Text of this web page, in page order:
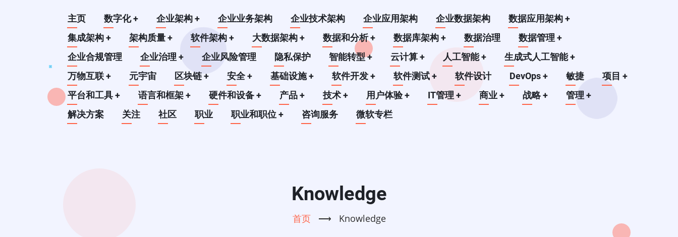
Main
navigation
主页 数字化+ 企业架构+ 企业业务架构 企业技术架构 企业应用架构 企业数据架构 数据应用架构+
集成架构+ 架构质量+ 软件架构+ 大数据架构+ 数据和分析+ 数据库架构+ 数据治理 数据管理+
企业合规管理
企业治理+ 企业风险管理 隐私保护 智能转型+ 云计算+ 人工智能+ 生成式人工智能+
万物互联+ 元宇宙 区块链+ 安全+ 基础设施+ 软件开发+ 软件测试+ 软件设计 DevOps+ 敏捷 项目+
平台和工具+ 语言和框架+ 硬件和设备+ 产品+ 技术+ 用户体验+ IT管理+ 商业+ 战略+ 管理+
解决方案
关注 社区 职业 职业和职位+ 咨询服务 微软专栏
Knowledge
首页 ⟶ Knowledge